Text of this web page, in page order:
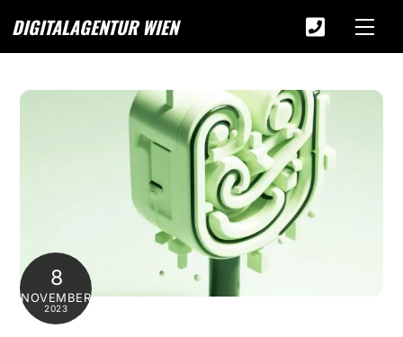
content
DIGITALAGENTUR WIEN
Icon
label
8
NOVEMBER
2023